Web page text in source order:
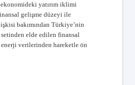
yatırım iklimi
gelişme düzeyi ile
bakımından Türkiye’nin
elde edilen finansal
verilerinden hareketle ön